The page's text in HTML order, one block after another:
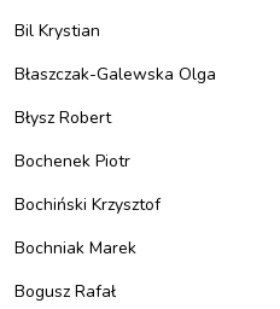
Bil Krystian
Błaszczak-Galewska Olga
Błysz Robert
Bochenek Piotr
Bochiński Krzysztof
Bochniak Marek
Bogusz Rafał